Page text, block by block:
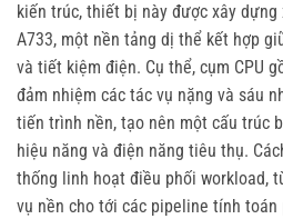
kiến trúc, thiết bị này được xây dựng
A733, một nền tảng dị thể kết hợp
và tiết kiệm điện. Cụ thể, cụm CPU
đảm nhiệm các tác vụ nặng và sáu
tiến trình nền, tạo nên một cấu trúc
hiệu năng và điện năng tiêu thụ.
thống linh hoạt điều phối workload,
vụ nền cho tới các pipeline tính